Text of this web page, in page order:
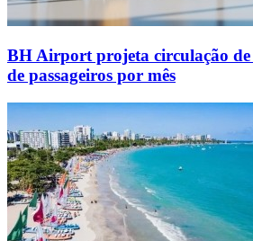
BH Airport projeta circulação de
de passageiros por mês